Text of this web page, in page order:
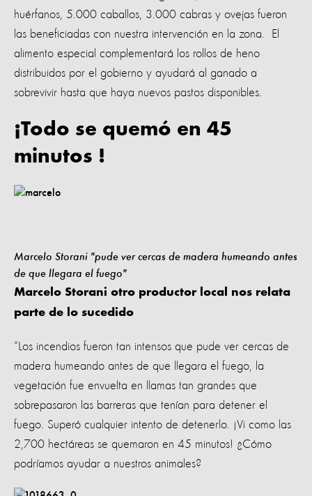
huérfanos, 5.000 caballos, 3.000 cabras y ovejas fueron
las beneficiadas con nuestra intervención en la zona. El
alimento especial complementará los rollos de heno
distribuidos por el gobierno y ayudará al ganado a
sobrevivir hasta que haya nuevos pastos disponibles.
¡Todo se quemó en 45
minutos !
Marcelo Storani "pude ver cercas de madera humeando antes
de que llegara el fuego"
Marcelo Storani otro productor local nos relata
parte de lo sucedido
“Los incendios fueron tan intensos que pude ver cercas de
madera humeando antes de que llegara el fuego, la
vegetación fue envuelta en llamas tan grandes que
sobrepasaron las barreras que tenían para detener el
fuego. Superó cualquier intento de detenerlo. ¡Vi como las
2,700 hectáreas se quemaron en 45 minutos! ¿Cómo
podríamos ayudar a nuestros animales?